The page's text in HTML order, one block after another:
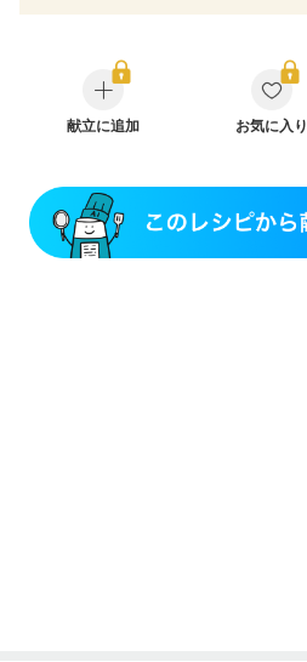
骨粗しょう症
乾癬
フレイル（年齢に合わせた体作り）
献立に追加 お気に入り